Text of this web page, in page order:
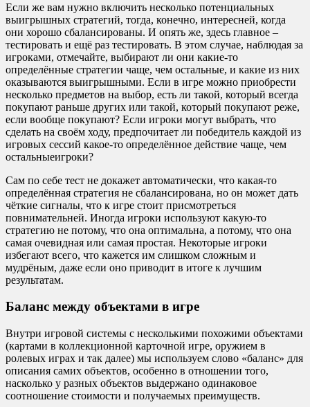
Если же вам нужно включить несколько потенциальных
выигрышных стратегий, тогда, конечно, интересней, когда
они хорошо сбалансированы. И опять же, здесь главное –
тестировать и ещё раз тестировать. В этом случае, наблюдая за
игроками, отмечайте, выбирают ли они какие-то
определённые стратегии чаще, чем остальные, и какие из них
оказываются выигрышными. Если в игре можно приобрести
несколько предметов на выбор, есть ли такой, который всегда
покупают раньше других или такой, который покупают реже,
если вообще покупают? Если игроки могут выбрать, что
сделать на своём ходу, предпочитает ли победитель каждой из
игровых сессий какое-то определённое действие чаще, чем
остальныеигроки?
Сам по себе тест не докажет автоматически, что какая-то
определённая стратегия не сбалансирована, но он может дать
чёткие сигналы, что к игре стоит присмотреться
повнимательней. Иногда игроки используют какую-то
стратегию не потому, что она оптимальна, а потому, что она
самая очевидная или самая простая. Некоторые игроки
избегают всего, что кажется им слишком сложным и
мудрёным, даже если оно приводит в итоге к лучшим
результатам.
Баланс между объектами в игре
Внутри игровой системы с несколькими похожими объектами
(картами в коллекционной карточной игре, оружием в
ролевых играх и так далее) мы используем слово «баланс» для
описания самих объектов, особенно в отношении того,
насколько у разных объектов выдержано одинаковое
соотношение стоимости и получаемых преимуществ.